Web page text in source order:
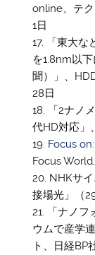
online、テク
1日
「東大
を1.8nm以
聞）」、
28日
「2ナノ
代HD対応」
Focus
Focus
NHKサ
接場光」（
「ナノ
ウムで産学
ト、日経BP